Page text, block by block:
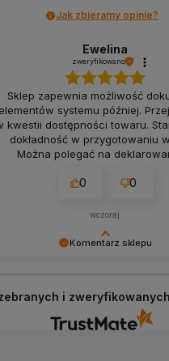
Jak zbieramy opinie?
Komentarz sklepu
Ewelina
zweryfikowano
Sklep zapewnia możliwość
elementów systemu później.
kwestii dostępności towaru.
dokładność w przygotowaniu
Można polegać na
polegać przy realizacji projektu
0 0
wczoraj
i